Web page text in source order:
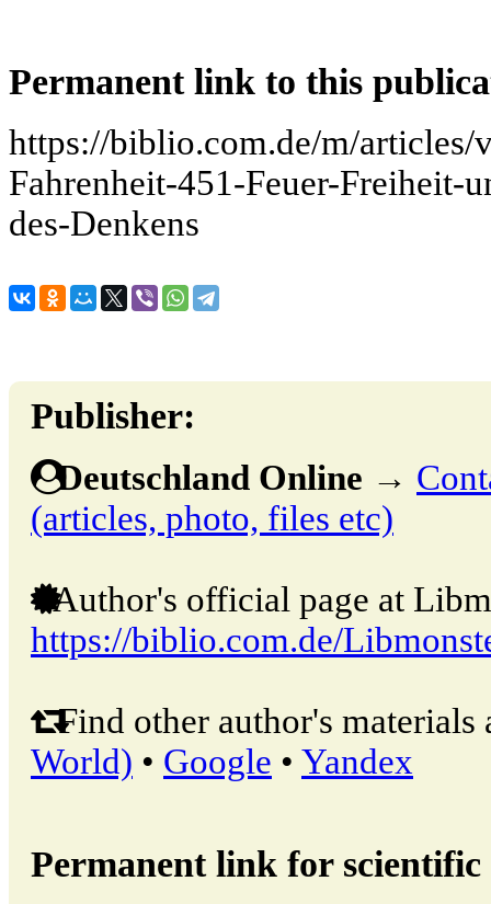
Permanent link to this
https://biblio.com.de/m/
Fahrenheit-451-Feuer-Freiheit-
des-Denkens
Publisher:
Deutschland Online →
(articles, photo, files etc)
Author's official page at
https://biblio.com.de/
Find other author's materials
World) • Google • Yandex
Permanent link for